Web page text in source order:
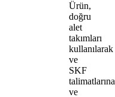
Ürün,
doğru
alet
takımları
kullanılarak
ve
SKF
talimatlarına
ve